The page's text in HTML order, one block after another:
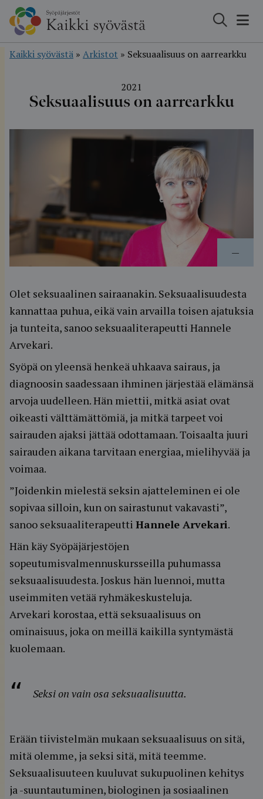
Hyppää
sisältöön
Kaikki syövästä » Arkistot » Seksuaalisuus on aarrearkku
2021
Seksuaalisuus on aarrearkku
—
Olet seksuaalinen sairaanakin. Seksuaalisuudesta
kannattaa puhua, eikä vain arvailla toisen ajatuksia
ja tunteita, sanoo seksuaaliterapeutti Hannele
Arvekari.
Syöpä on yleensä henkeä uhkaava sairaus, ja
diagnoosin saadessaan ihminen järjestää elämänsä
arvoja uudelleen. Hän miettii, mitkä asiat ovat
oikeasti välttämättömiä, ja mitkä tarpeet voi
sairauden ajaksi jättää odottamaan. Toisaalta juuri
sairauden aikana tarvitaan energiaa, mielihyvää ja
voimaa.
”Joidenkin mielestä seksin ajatteleminen ei ole
sopivaa silloin, kun on sairastunut vakavasti”,
sanoo seksuaaliterapeutti Hannele Arvekari.
Hän käy Syöpäjärjestöjen
sopeutumisvalmennuskursseilla puhumassa
seksuaalisuudesta. Joskus hän luennoi, mutta
useimmiten vetää ryhmäkeskusteluja.
Arvekari korostaa, että seksuaalisuus on
ominaisuus, joka on meillä kaikilla syntymästä
kuolemaan.
Seksi on vain osa seksuaalisuutta.
Erään tiivistelmän mukaan seksuaalisuus on sitä,
mitä olemme, ja seksi sitä, mitä teemme.
Seksuaalisuuteen kuuluvat sukupuolinen kehitys
ja -suuntautuminen, biologinen ja sosiaalinen